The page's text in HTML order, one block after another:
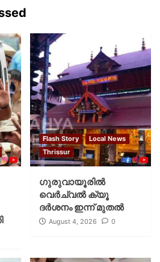
Flash Story
Local News
Thrissur
ഗുരുവായൂരില്‍
വെര്‍ച്വല്‍ ക്യൂ
ദര്‍ശനം ഇന്ന് മുതല്‍
August 4, 2026 0